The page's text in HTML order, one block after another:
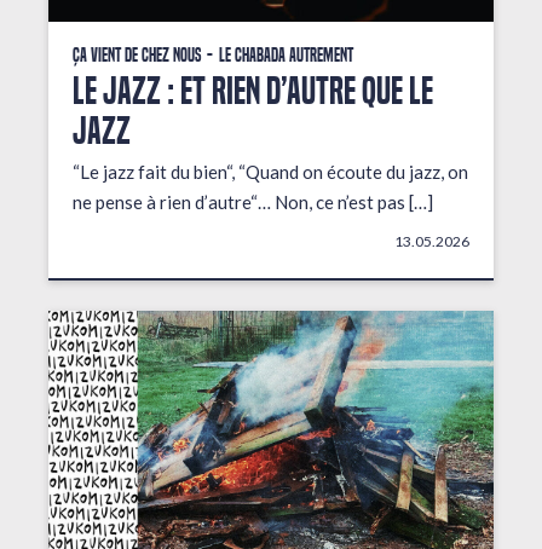
Ça vient de chez nous Le Chabada autrement
LE JAZZ : ET RIEN D’AUTRE QUE LE
JAZZ
“Le jazz fait du bien“, “Quand on écoute du jazz, on
ne pense à rien d’autre“… Non, ce n’est pas […]
13.05.2026